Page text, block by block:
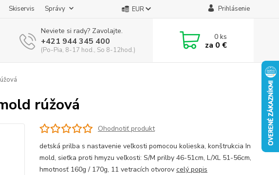
Skiservis Správy EUR Prihlásenie
Neviete si rady? Zavolajte.
+421 944 345 400
(Po-Pia, 8-17 hod., So 8-12hod.)
0ks
za 0 €
rúžová
Ohodnotiť produkt
detská prilba s nastavenie veľkosti pomocou kolieska, konštrukcia In
mold, sieťka proti hmyzu veľkosti: S/M prilby 46-51cm, L/XL 51-56cm,
hmotnosť 160g / 170g, 11 vetracích otvorov celý popis